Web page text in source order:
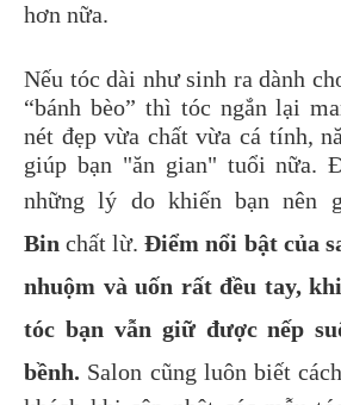
hơn nữa.
Nếu tóc dài như sinh ra dành
“bánh bèo” thì tóc ngắn lại
nét đẹp vừa chất vừa cá tính,
giúp bạn "ăn gian" tuổi nữa.
những lý do khiến bạn nên
Bin chất lừ. Điểm nổi bật của
nhuộm và uốn rất đều tay,
tóc bạn vẫn giữ được nếp
bềnh. Salon cũng luôn biết